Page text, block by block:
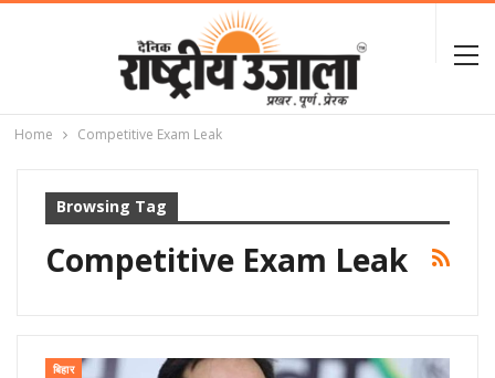
Home Competitive Exam Leak
Browsing Tag
Competitive Exam Leak
बिहार